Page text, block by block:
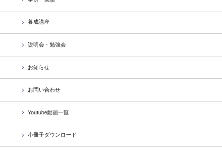
養成講座
説明会・勉強会
お知らせ
お問い合わせ
Youtube動画一覧
小冊子ダウンロード